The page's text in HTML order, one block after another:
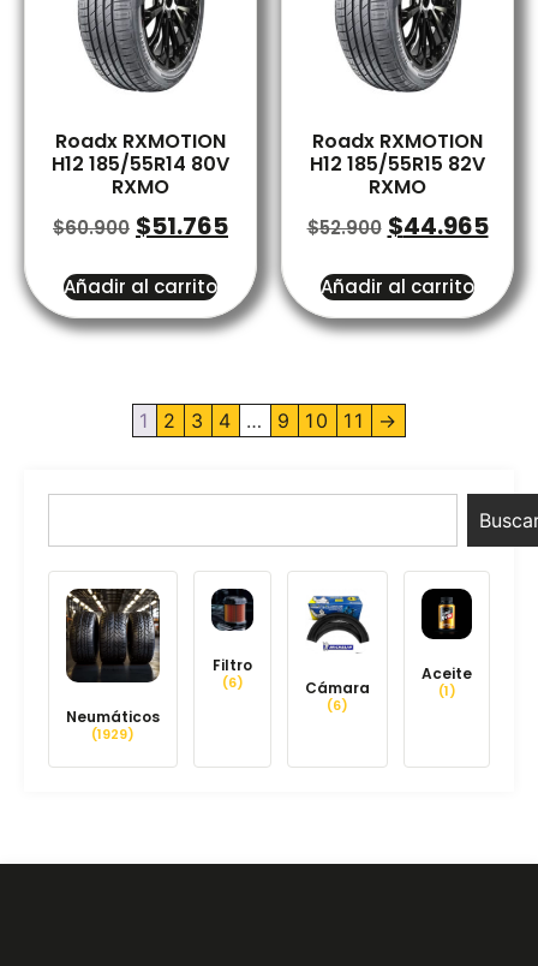
Roadx RXMOTION
H12 185/55R14 80V
RXMO
$60.900 $51.765
Añadir al carrito
Roadx RXMOTION
H12 185/55R15 82V
RXMO
$52.900 $44.965
Añadir al carrito
1 2 3 4 … 9 10 11 →
Neumáticos
(1929)
Filtro
(6) Cámara
(6)
Aceite
(1)